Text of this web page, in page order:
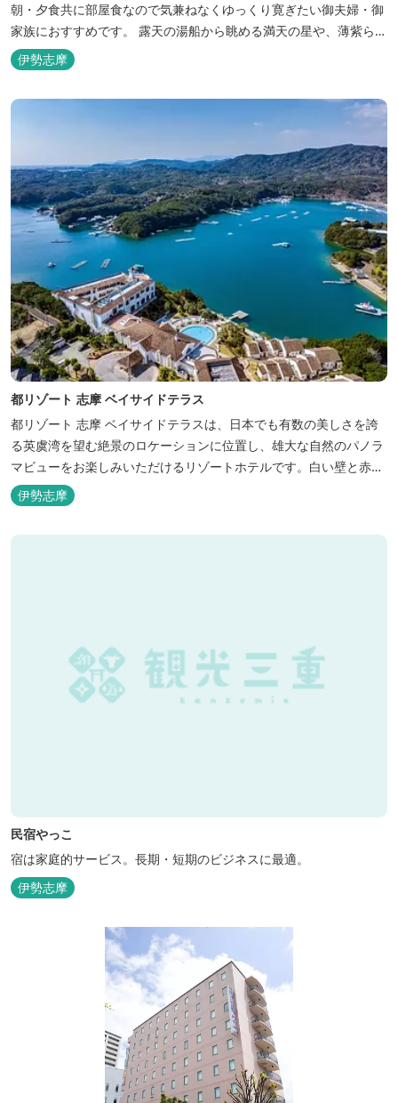
朝・夕食共に部屋食なので気兼ねなくゆっくり寛ぎたい御夫婦・御
家族におすすめです。 露天の湯船から眺める満天の星や、薄紫ら染
まる朝の海は一見の価値有。夕食は旬の素材を大釜で蒸し上げる名
物「五右衛門蒸し」、鯛や伊勢海老の舟盛りに海鮮鍋も。
伊勢志摩
都リゾート 志摩 ベイサイドテラス
都リゾート 志摩 ベイサイドテラスは、日本でも有数の美しさを誇
る英虞湾を望む絶景のロケーションに位置し、雄大な自然のパノラ
マビューをお楽しみいただけるリゾートホテルです。白い壁と赤瓦
の屋根が連なる外観が印象的で、開放的なスパニッシュスタイルを
取り入れた建築美は陽気で自由な寛ぎを感じさせ、まるで異国に足
伊勢志摩
民宿やっこ
宿は家庭的サービス。長期・短期のビジネスに最適。
伊勢志摩